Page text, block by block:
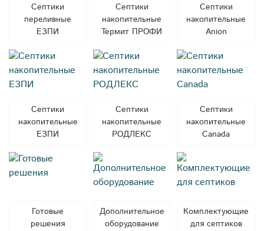
Септики
переливные
ЕЗПИ
Септики
накопительные
Термит ПРОФИ
Септики
накопительные
Anion
Септики
накопительные
ЕЗПИ
Септики
накопительные
РОДЛЕКС
Септики
накопительные
Canada
Готовые
решения
Дополнительное
оборудование
Комплектующие
для септиков